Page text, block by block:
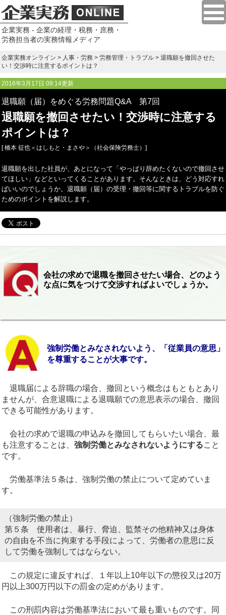
企業実務 - 企業の経理・税務・庶務・
労務担当者の実務情報メディア
企業実務オンライン > 人事・労務 > 労務管理・トラブル > 退職願を撤回させた
い！交渉時に注意するポイントは？
2016年3月17日 09:14更新
退職願（届）をめぐる労務問題Q&A 第7回
退職願を撤回させたい！交渉時に注意する
ポイントは？
[ 橋本 征也＜はしもと・まさや＞（社会保険労務士）]
退職願を出した社員が、あとになって「やっぱり辞めたくないので撤回させ
てほしい」などといってくることがあります。そんなときは、どう対応すれ
ばいいのでしょうか。退職願（届）の受理・撤回等に関するトラブルを防ぐ
ためのポイントを解説します。
会社の求めで退職を撤回させたい場合、どのよう
な点に気をつけて交渉すればよいでしょうか。
強制労働とみなされないよう、「従業員の意思」
を尊重することが大事です。
退職届による辞職の場合、撤回という概念はもともとあり
ませんが、合意退職による退職願での意思表示の場合、撤回
できる可能性があります。
会社の求めで退職の申込みを撤回してもらいたい場合、最
も注意することは、 強制労働とみなされないようにすること
です。
労働基準法５条は、強制労働の禁止について定めていま
す。
（強制労働の禁止）
第５条 使用者は、暴行、脅迫、監禁その他精神又は身体
の自由を不当に拘束する手段によって、労働者の意思に反
して労働を強制してはならない。
この規定に違反すれば、１年以上10年以下の懲役又は20万
円以上300万円以下の罰金の定めがあります。
この刑罰内容は労働基準法において最も重いものです。同